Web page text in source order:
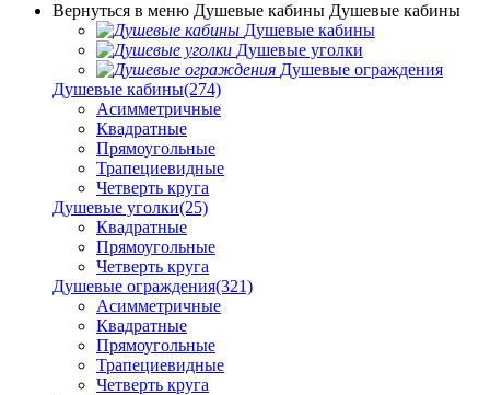
Вернуться в меню Душевые кабины Душевые кабины
Душевые кабины
Душевые уголки
Душевые ограждения
Душевые кабины(274)
Асимметричные
Квадратные
Прямоугольные
Трапециевидные
Четверть круга
Душевые уголки(25)
Квадратные
Прямоугольные
Четверть круга
Душевые ограждения(321)
Асимметричные
Квадратные
Прямоугольные
Трапециевидные
Четверть круга